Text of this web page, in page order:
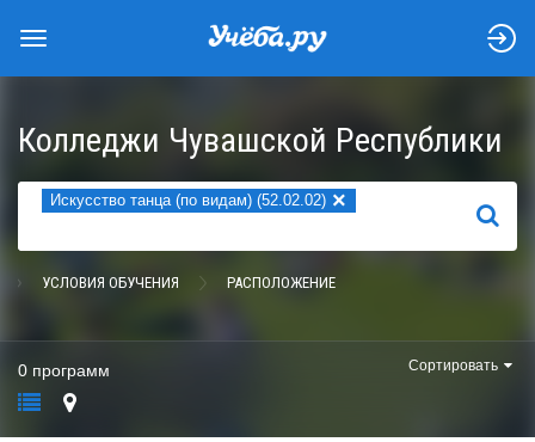
Колледжи Чувашской Республики
Искусство танца (по видам) (52.02.02) ×
НАЙТИ
УСЛОВИЯ ОБУЧЕНИЯ РАСПОЛОЖЕНИЕ
0 программ Сортировать